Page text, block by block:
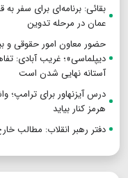
بقائی: برنامه‌ای برای سفر
عمان در مرحله تدوین
حضور معاون امور حقوقی و
دیپلماسی»؛ غریب آبادی:
آستانه نهایی شدن است
درس آیزنهاور برای ترامپ؛
هرمز کنار بیاید
دفتر رهبر انقلاب: مطالب